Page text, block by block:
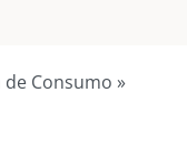
Consumo »